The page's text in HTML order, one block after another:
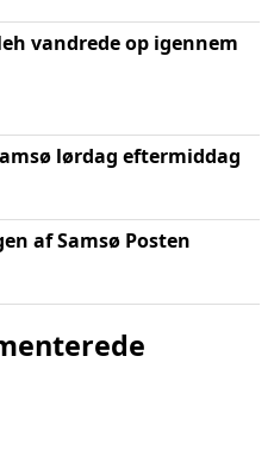
vandrede op igennem
lørdag eftermiddag
af Samsø Posten